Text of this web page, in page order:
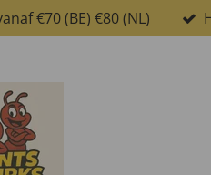
€70 (BE) €80 (NL)